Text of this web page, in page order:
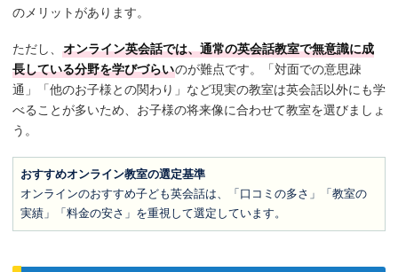
のメリットがあります。
ただし、 オンライン英会話では、通常の英会話教室で無意識に成
長している分野を学びづらいのが難点です。「対面での意思疎
通」「他のお子様との関わり」など現実の教室は英会話以外にも学
べることが多いため、お子様の将来像に合わせて教室を選びましょ
う。
おすすめオンライン教室の選定基準
オンラインのおすすめ子ども英会話は、「口コミの多さ」「教室の
実績」「料金の安さ」を重視して選定しています。